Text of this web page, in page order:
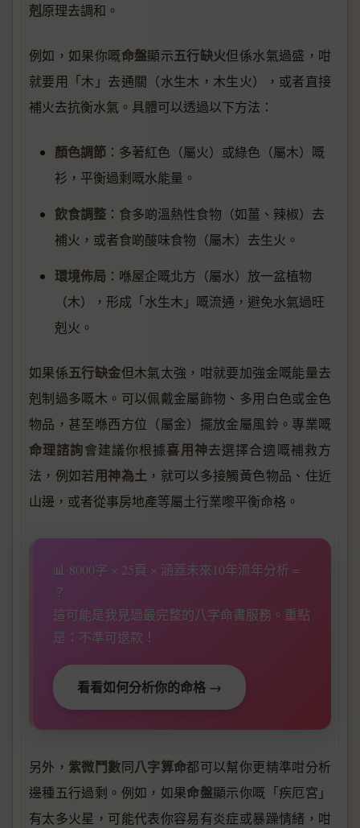
剋原理去調和。
例如，如果你嘅命盤顯示五行缺火但係水氣過盛，咁
就要用「木」去通關（水生木，木生火），或者直接
補火去抗衡水氣。具體可以透過以下方法：
顏色調節 ：多著紅色（屬火）或綠色（屬木）嘅
衫，平衡過剩嘅水能量。
飲食調整 ：食多啲溫熱性食物（如薑、辣椒）去
補火，或者食啲酸味食物（屬木）去生火。
環境佈局 ：喺屋企嘅北方（屬水）放一盆植物
（木），形成「水生木」嘅流通，避免水氣過旺
剋火。
如果係五行缺金但木氣太強，咁就要加強金嘅能量去
剋制過多嘅木。可以佩戴金屬飾物、多用白色或金色
物品，甚至喺西方位（屬金）擺放金屬風鈴。專業嘅
命理諮詢會建議你根據喜用神去選擇合適嘅補救方
法，例如若用神為土 ，就可以多接觸黃色物品、住近
山邊，或者從事房地產等屬土行業嚟平衡命格。
📊 8000字 × 25頁 × 涵蓋未來10年流年分析 =
？
這可能是我見過最完整的八字命書服務。重點
是：不準可退款！
看看如何分析你的命格 →
另外， 紫微鬥數同八字算命都可以幫你更精準咁分析
邊種五行過剩。例如，如果命盤顯示你嘅「疾厄宮」
有太多火星，可能代表你容易有炎症或暴躁情緒，咁